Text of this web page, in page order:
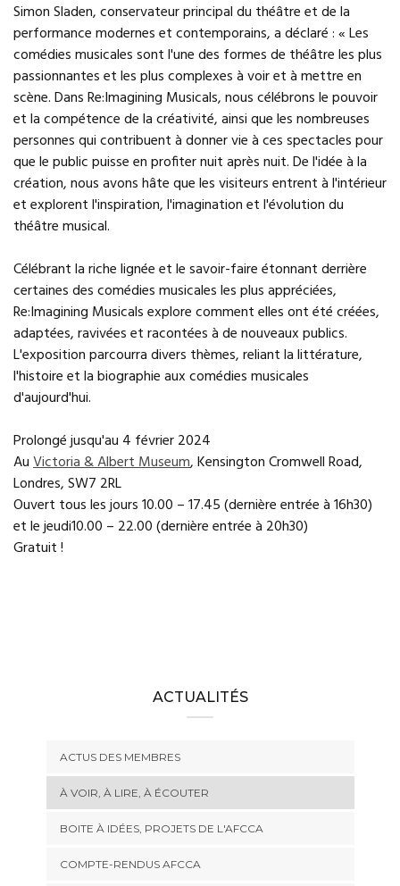
Simon Sladen, conservateur principal du théâtre et de la
performance modernes et contemporains, a déclaré : « Les
comédies musicales sont l'une des formes de théâtre les plus
passionnantes et les plus complexes à voir et à mettre en
scène. Dans Re:Imagining Musicals, nous célébrons le pouvoir
et la compétence de la créativité, ainsi que les nombreuses
personnes qui contribuent à donner vie à ces spectacles pour
que le public puisse en profiter nuit après nuit. De l'idée à la
création, nous avons hâte que les visiteurs entrent à l'intérieur
et explorent l'inspiration, l'imagination et l'évolution du
théâtre musical.
Célébrant la riche lignée et le savoir-faire étonnant derrière
certaines des comédies musicales les plus appréciées,
Re:Imagining Musicals explore comment elles ont été créées,
adaptées, ravivées et racontées à de nouveaux publics.
L'exposition parcourra divers thèmes, reliant la littérature,
l'histoire et la biographie aux comédies musicales
d'aujourd'hui.
Prolongé jusqu'au 4 février 2024
AuVictoria & Albert Museum, Kensington Cromwell Road,
Londres, SW7 2RL
Ouvert tous les jours 10.00 – 17.45 (dernière entrée à 16h30)
et le jeudi10.00 – 22.00 (dernière entrée à 20h30)
Gratuit !
ACTUALITÉS
ACTUS DES MEMBRES
À VOIR, À LIRE, À ÉCOUTER
BOITE À IDÉES, PROJETS DE L'AFCCA
COMPTE-RENDUS AFCCA